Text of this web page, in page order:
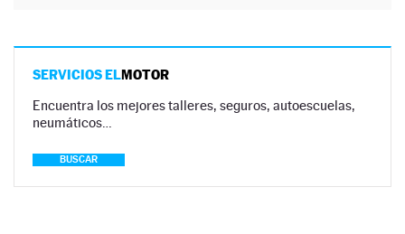
SERVICIOS ELMOTOR
Encuentra los mejores talleres, seguros, autoescuelas,
neumáticos…
BUSCAR